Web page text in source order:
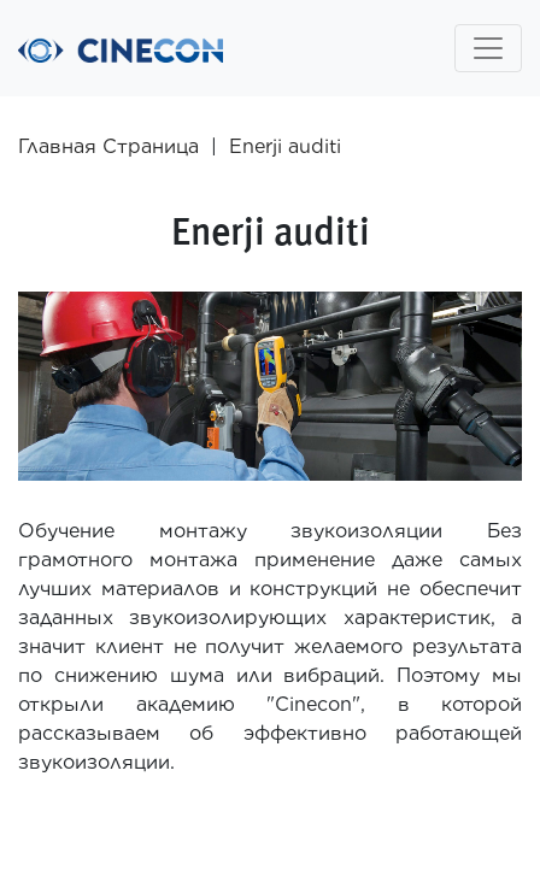
Главная Страница | Enerji auditi
Enerji auditi
Обучение монтажу звукоизоляции Без
грамотного монтажа применение даже самых
лучших материалов и конструкций не обеспечит
заданных звукоизолирующих характеристик, а
значит клиент не получит желаемого результата
по снижению шума или вибраций. Поэтому мы
открыли академию "Cinecon", в которой
рассказываем об эффективно работающей
звукоизоляции.